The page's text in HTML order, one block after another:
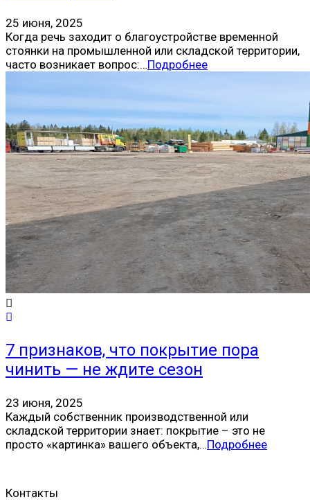
25 июня, 2025
Когда речь заходит о благоустройстве временной
стоянки на промышленной или складской территории,
часто возникает вопрос:…Подробнее
7 признаков, что покрытие пора
чинить — не ждите сезон
23 июня, 2025
Каждый собственник производственной или
складской территории знает: покрытие – это не
просто «картинка» вашего объекта,…Подробнее
Контакты